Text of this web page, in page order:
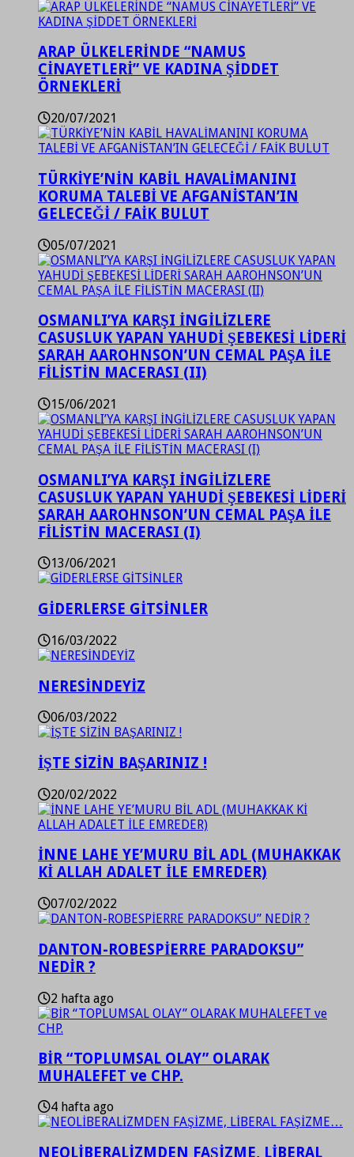
ARAP ÜLKELERİNDE “NAMUS
CİNAYETLERİ” VE KADINA ŞİDDET
ÖRNEKLERİ
20/07/2021
TÜRKİYE’NİN KABİL HAVALİMANINI
KORUMA TALEBİ VE AFGANİSTAN’IN
GELECEĞİ / FAİK BULUT
05/07/2021
OSMANLI’YA KARŞI İNGİLİZLERE
CASUSLUK YAPAN YAHUDİ ŞEBEKESİ LİDERİ
SARAH AAROHNSON’UN CEMAL PAŞA İLE
FİLİSTİN MACERASI (II)
15/06/2021
OSMANLI’YA KARŞI İNGİLİZLERE
CASUSLUK YAPAN YAHUDİ ŞEBEKESİ LİDERİ
SARAH AAROHNSON’UN CEMAL PAŞA İLE
FİLİSTİN MACERASI (I)
13/06/2021
GİDERLERSE GİTSİNLER
16/03/2022
NERESİNDEYİZ
06/03/2022
İŞTE SİZİN BAŞARINIZ !
20/02/2022
İNNE LAHE YE’MURU BİL ADL (MUHAKKAK
Kİ ALLAH ADALET İLE EMREDER)
07/02/2022
DANTON-ROBESPİERRE PARADOKSU”
NEDİR ?
2 hafta ago
BİR “TOPLUMSAL OLAY” OLARAK
MUHALEFET ve CHP.
4 hafta ago
NEOLİBERALİZMDEN FAŞİZME, LİBERAL